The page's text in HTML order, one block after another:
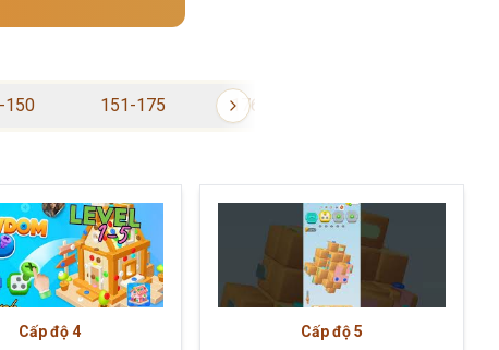
150 151-175 176-200
Cấp độ 4 Cấp độ5